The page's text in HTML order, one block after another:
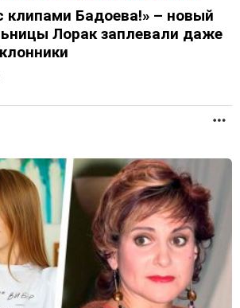
клипами Бадоева!» – новый
Лорак заплевали даже